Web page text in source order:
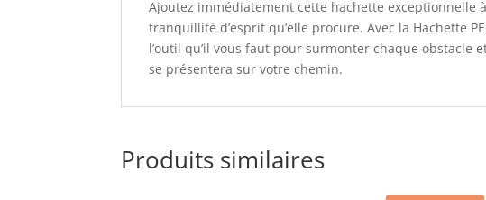
Ajoutez immédiatement cette hachette exceptionnelle
tranquillité d’esprit qu’elle procure. Avec la Hachette
l’outil qu’il vous faut pour surmonter chaque
se présentera sur votre chemin.
Produits similaires